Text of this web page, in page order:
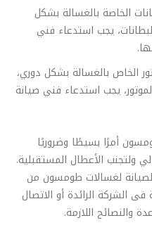
الخاصة بالغسالة بشكل
يجب استدعاء فني
الخاص بالغسالة بشكل دوري،
يجب استدعاء فني صيانة
أمرًا بسيطًا وضروريًا
ولتجنب الأعطال المستقبلية.
لغسالات طومسون من
الشركة الرائدة أو الاتصال
والنصائح اللازمة.